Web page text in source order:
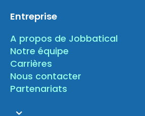
Entreprise
A propos de Jobbatical
Notre équipe
Carrières
Nous contacter
Partenariats